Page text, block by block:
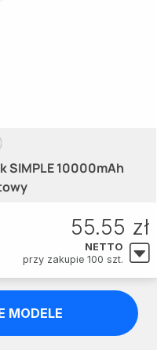
SIMPLE 10000mAh
55.55 zł
NETTO
przy zakupie 100 szt.
MODELE